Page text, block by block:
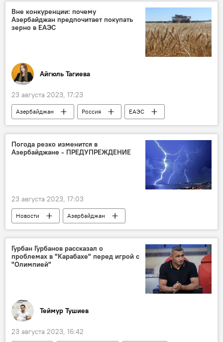
Вне конкуренции: почему
Азербайджан предпочитает покупать
зерно в ЕАЭС
Айгюль Тагиева
23 августа 2023, 17:23
Азербайджан Россия
ЕАЭС
Экономика
Зерно Казахстан
Погода резко изменится в
Азербайджане - ПРЕДУПРЕЖДЕНИЕ
23 августа 2023, 17:03
Новости
Азербайджан
Прогноз погоды
Похолодание
Сели
паводки
Гурбан Гурбанов рассказал о
проблемах в "Карабахе" перед игрой с
"Олимпией"
Теймур Тушиев
23 августа 2023, 16:42